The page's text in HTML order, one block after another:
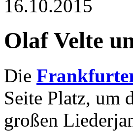
16.10.2015
Olaf Velte
Die
Seite Platz, um
großen